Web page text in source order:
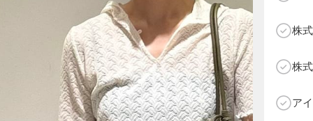
HOME
NEWS
ABOUT SOTY
投票方法
株
株
ア